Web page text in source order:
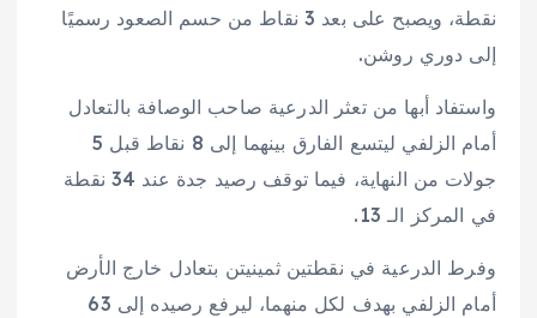
نقطة، ويصبح على بعد 3 نقاط من حسم الصعود رسميًا
إلى دوري روشن.
واستفاد أبها من تعثر الدرعية صاحب الوصافة بالتعادل
أمام الزلفي ليتسع الفارق بينهما إلى 8 نقاط قبل 5
جولات من النهاية، فيما توقف رصيد جدة عند 34 نقطة
في المركز الـ 13.
وفرط الدرعية في نقطتين ثمينيتن بتعادل خارج الأرض
أمام الزلفي بهدف لكل منهما، ليرفع رصيده إلى 63